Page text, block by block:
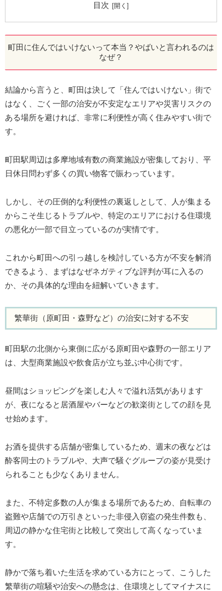
目次
町田に住んではいけないって本当？やばいと言われるのは
なぜ？
結論から言うと、町田は決して「住んではいけない」街で
はなく、ごく一部の治安が不安定なエリアや災害リスクの
ある場所を避ければ、非常に利便性が高く住みやすい街で
す。
町田駅周辺は多摩地域有数の商業施設が密集しており、平
日休日問わず多くの買い物客で賑わっています。
しかし、その圧倒的な利便性の裏返しとして、人が集まる
からこそ生じるトラブルや、特定のエリアにおける住環境
の悪化が一部で目立っているのが実情です。
これから町田への引っ越しを検討している方が不安を解消
できるよう、まずはなぜネガティブな評判が耳に入るの
か、その具体的な理由を紐解いていきます。
繁華街（原町田・森野など）の治安に対する不安
町田駅の北側から東側に広がる原町田や森野の一部エリア
は、大型商業施設や飲食店が立ち並ぶ中心街です。
昼間はショッピングを楽しむ人々で溢れ活気があります
が、夜になると居酒屋やバーなどの歓楽街としての顔を見
せ始めます。
お酒を提供する店舗が密集しているため、週末の夜などは
酔客同士のトラブルや、大声で騒ぐグループの姿が見受け
られることも少なくありません。
また、不特定多数の人が集まる場所であるため、自転車の
盗難や店舗での万引きといった非侵入窃盗の発生件数も、
周辺の静かな住宅街と比較して突出して高くなっていま
す。
静かで落ち着いた生活を求めている方にとって、こうした
繁華街の喧騒や治安への懸念は、住環境としてマイナスに